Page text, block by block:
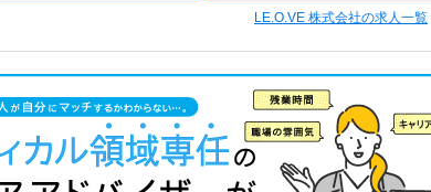
LE.O.VE 株式会社の求人一覧